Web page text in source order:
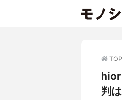
TOP
判